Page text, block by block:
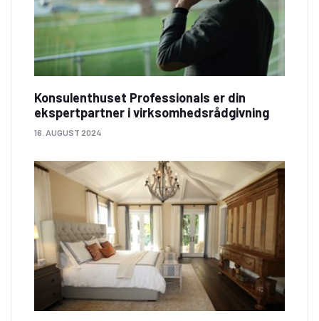
Konsulenthuset Professionals er din
ekspertpartner i virksomhedsrådgivning
16. AUGUST 2024